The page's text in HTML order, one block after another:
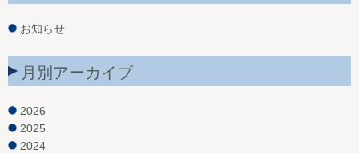
お知らせ
月別アーカイブ
2026
2025
2024